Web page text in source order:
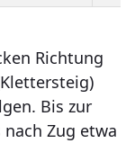
Richtung
Bis zur
Zug etwa